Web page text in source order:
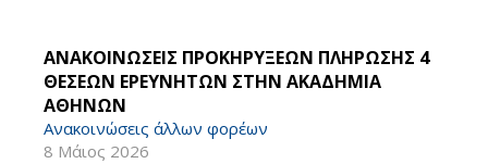
ΑΝΑΚΟΙΝΩΣΕΙΣ ΠΡΟΚΗΡΥΞΕΩΝ ΠΛΗΡΩΣΗΣ 4
ΘΕΣΕΩΝ ΕΡΕΥΝΗΤΩΝ ΣΤΗΝ ΑΚΑΔΗΜΙΑ
ΑΘΗΝΩΝ
Ανακοινώσεις άλλων φορέων
8 Μάιος 2026